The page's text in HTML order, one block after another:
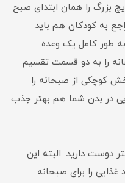
بزرگ را همان ابتدای صبح
به کودکان هم باید
طور کامل یک وعده
را به دو قسمت تقسیم
کوچکی از صبحانه را
در بدن شما هم بهتر جذب
دارید. البته این
را برای صبحانه